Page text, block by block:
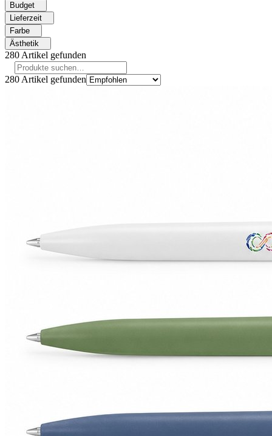
Budget
Lieferzeit
Farbe
Ästhetik
280 Artikel gefunden
280 Artikel gefunden